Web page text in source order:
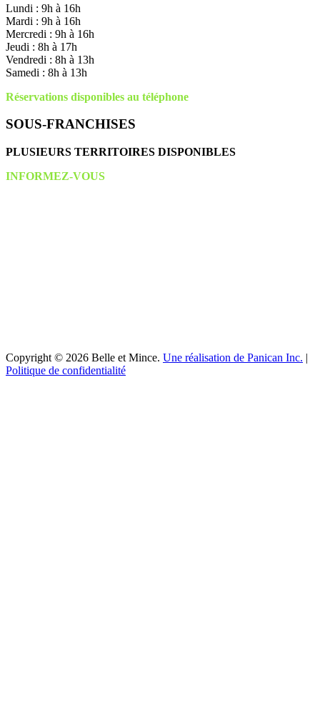
Lundi : 9h à 16h
Mardi : 9h à 16h
Mercredi : 9h à 16h
Jeudi : 8h à 17h
Vendredi : 8h à 13h
Samedi : 8h à 13h
Réservations disponibles au téléphone
SOUS-FRANCHISES
PLUSIEURS TERRITOIRES DISPONIBLES
INFORMEZ-VOUS
Copyright © 2026 Belle et Mince. Une réalisation de Panican Inc. |
Politique de confidentialité